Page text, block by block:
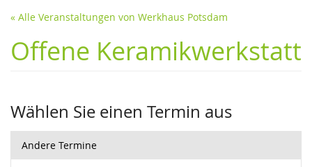
« Alle Veranstaltungen von Werkhaus Potsdam
Offene Keramikwerkstatt
Wählen Sie einen Termin aus
Andere Termine